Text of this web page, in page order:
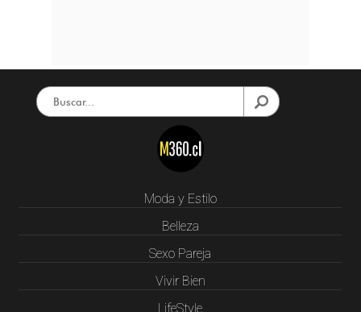
Moda y Estilo
Belleza
Sexo Pareja
Vivir Bien
LifeStyle